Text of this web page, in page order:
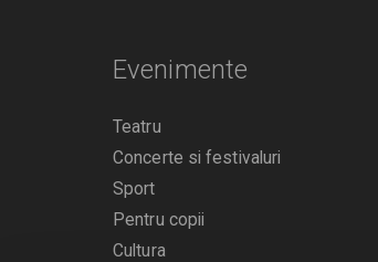
Evenimente
Teatru
Concerte si festivaluri
Sport
Pentru copii
Cultura